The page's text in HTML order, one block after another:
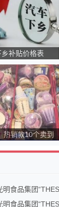
补贴价格表
热销款10个卖到
明食品集团
明食品集团